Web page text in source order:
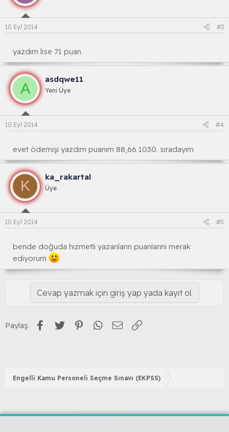
10 Eyl 2014 #3
yazdım lise 71 puan
A
asdqwe11
Yeni Üye
10 Eyl 2014 #4
evet ödemişi yazdım puanım 88,66 1030. sıradayım
K
ka_rakartal
Üye
10 Eyl 2014 #5
bende doğuda hizmetli yazanların puanlarını merak
ediyorum
Cevap yazmak için giriş yap yada kayıt ol.
Paylaş: Facebook
Twitter PinterestWhatsApp
E-posta
Engelli Kamu Personeli Seçme Sınavı (EKPSS)